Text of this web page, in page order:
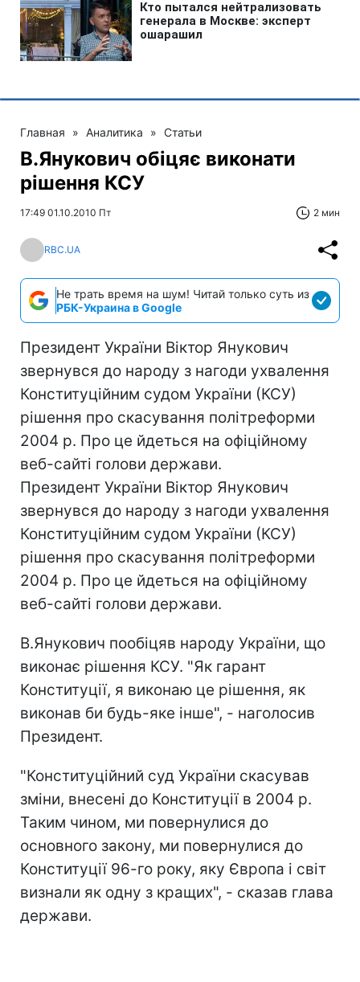
Главная » Аналитика » Статьи
В.Янукович обіцяє виконати
рішення КСУ
17:49 01.10.2010 Пт 2 мин
RBC.UA
Не трать время на шум! Читай только суть из
РБК-Украина в Google
Президент України Віктор Янукович
звернувся до народу з нагоди ухвалення
Конституційним судом України (КСУ)
рішення про скасування політреформи
2004 р. Про це йдеться на офіційному
веб-сайті голови держави.
Президент України Віктор Янукович
звернувся до народу з нагоди ухвалення
Конституційним судом України (КСУ)
рішення про скасування політреформи
2004 р. Про це йдеться на офіційному
веб-сайті голови держави.
В.Янукович пообіцяв народу України, що
виконає рішення КСУ. "Як гарант
Конституції, я виконаю це рішення, як
виконав би будь-яке інше", - наголосив
Президент.
"Конституційний суд України скасував
зміни, внесені до Конституції в 2004 р.
Таким чином, ми повернулися до
основного закону, ми повернулися до
Конституції 96-го року, яку Європа і світ
визнали як одну з кращих", - сказав глава
держави.